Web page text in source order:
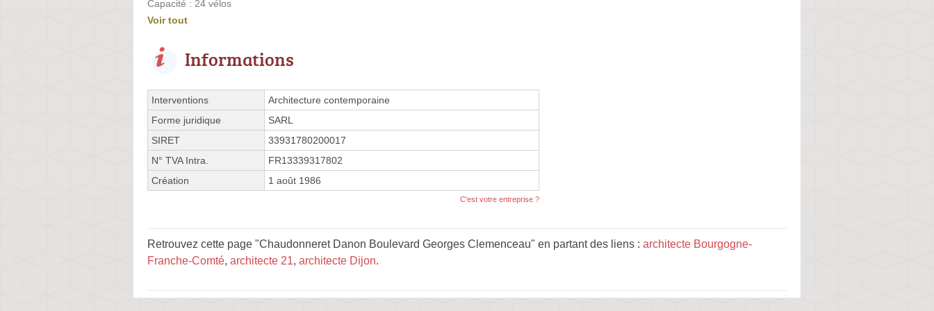
Capacité : 24 vélos
Voir tout
Informations
Interventions
Architecture contemporaine
Forme juridique
SARL
SIRET
33931780200017
N° TVA Intra.
FR13339317802
Création
1 août 1986
C'est votre entreprise ?
Retrouvez cette page "Chaudonneret Danon Boulevard Georges Clemenceau" en partant des liens : architecte Bourgogne-
Franche-Comté, architecte 21, architecte Dijon.